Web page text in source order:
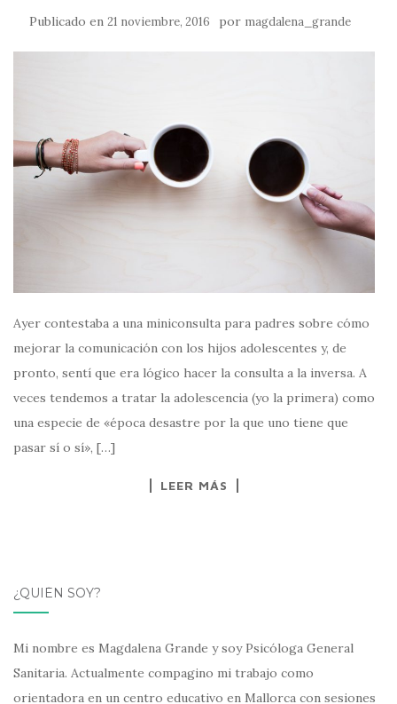
Publicado en 21 noviembre, 2016 por magdalena_grande
Ayer contestaba a una miniconsulta para padres sobre cómo
mejorar la comunicación con los hijos adolescentes y, de
pronto, sentí que era lógico hacer la consulta a la inversa. A
veces tendemos a tratar la adolescencia (yo la primera) como
una especie de «época desastre por la que uno tiene que
pasar sí o sí», […]
LEER MÁS
¿QUIÉN SOY?
Mi nombre es Magdalena Grande y soy Psicóloga General
Sanitaria. Actualmente compagino mi trabajo como
orientadora en un centro educativo en Mallorca con sesiones